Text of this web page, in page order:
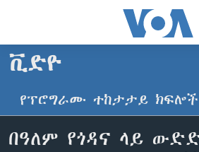
ማገናኛዎች
ዋናው
ይዘት
ወደ
ዜና
ኢትዮጵያ
ኑሮ በጤንነት
ቪድዮ
የፕሮግራሙ ተከታታይ ክፍሎች
በዓለም የጎዳና ላይ